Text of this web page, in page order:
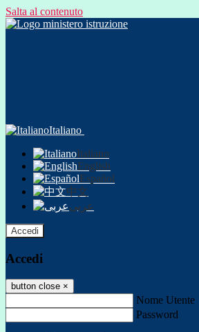
Salta al contenuto
Italiano
Italiano
English
Español
中文
عربى
Accedi
Accedi
button close ×
Nome Utente
Password